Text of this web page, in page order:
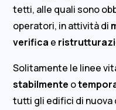
tetti, alle quali sono
operatori, in attività di
verifica e
Solitamente le linee
stabilmente o
tutti gli edifici di